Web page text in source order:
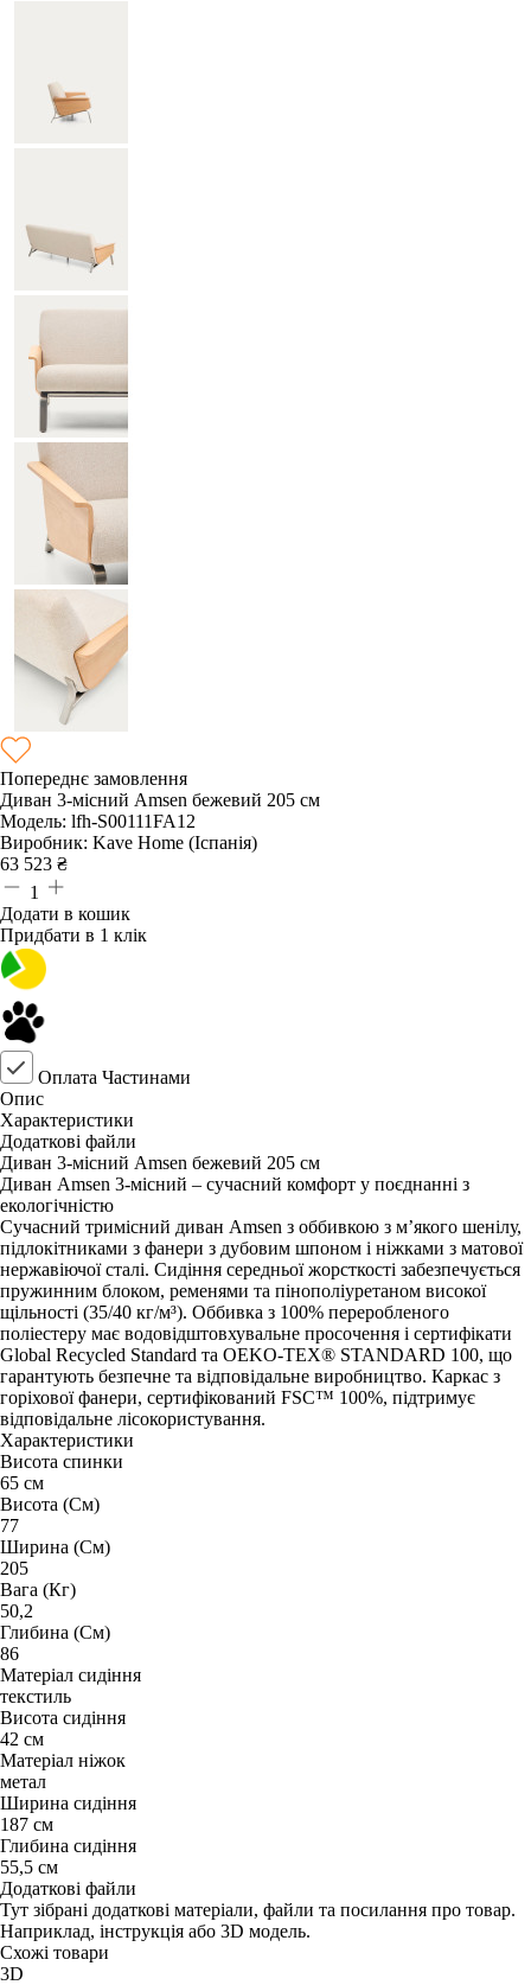
Попереднє замовлення
Диван 3-місний Amsen бежевий 205 см
Модель: lfh-S00111FA12
Виробник: Kave Home (Іспанія)
63 523 ₴
1
Додати в кошик
Придбати в 1 клік
Оплата Частинами
Опис
Характеристики
Додаткові файли
Диван 3-місний Amsen бежевий 205 см
Диван Amsen 3-місний – сучасний комфорт у поєднанні з
екологічністю
Сучасний тримісний диван Amsen з оббивкою з м’якого шенілу,
підлокітниками з фанери з дубовим шпоном і ніжками з матової
нержавіючої сталі. Сидіння середньої жорсткості забезпечується
пружинним блоком, ременями та пінополіуретаном високої
щільності (35/40 кг/м³). Оббивка з 100% переробленого
поліестеру має водовідштовхувальне просочення і сертифікати
Global Recycled Standard та OEKO-TEX® STANDARD 100, що
гарантують безпечне та відповідальне виробництво. Каркас з
горіхової фанери, сертифікований FSC™ 100%, підтримує
відповідальне лісокористування.
Характеристики
Висота спинки
65 см
Висота (См)
77
Ширина (См)
205
Вага (Кг)
50,2
Глибина (См)
86
Матеріал сидіння
текстиль
Висота сидіння
42 см
Матеріал ніжок
метал
Ширина сидіння
187 см
Глибина сидіння
55,5 см
Додаткові файли
Тут зібрані додаткові матеріали, файли та посилання про товар.
Наприклад, інструкція або 3D модель.
Схожі товари
3D